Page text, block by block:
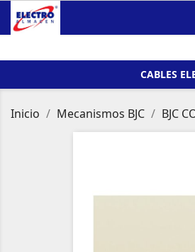
CABLES
Inicio Mecanismos BJC BJC